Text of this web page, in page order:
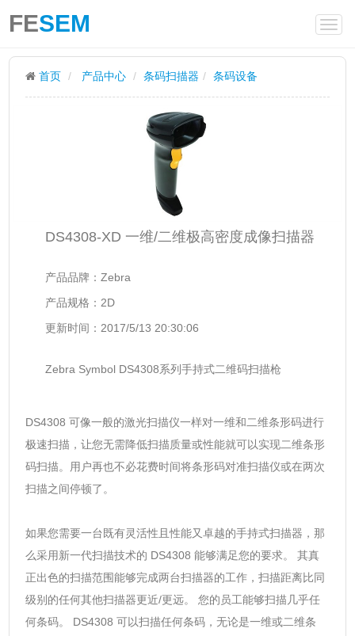
FESEM
首页 产品中心 条码扫描器 条码设备
DS4308-XD 一维/二维极高密度成像扫描器
产品品牌：Zebra
产品规格：2D
更新时间：2017/5/13 20:30:06
Zebra Symbol DS4308系列手持式二维码扫描枪
DS4308 可像一般的激光扫描仪一样对一维和二维条形码进行
极速扫描，让您无需降低扫描质量或性能就可以实现二维条形
码扫描。用户再也不必花费时间将条形码对准扫描仪或在两次
扫描之间停顿了。
如果您需要一台既有灵活性且性能又卓越的手持式扫描器，那
么采用新一代扫描技术的 DS4308 能够满足您的要求。 其真
正出色的扫描范围能够完成两台扫描器的工作，扫描距离比同
级别的任何其他扫描器更近/更远。 您的员工能够扫描几乎任
何条码。 DS4308 可以扫描任何条码，无论是一维或二维条